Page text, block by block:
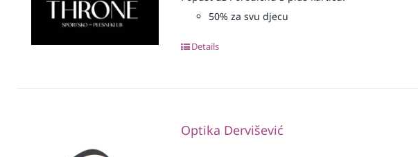
50% za svu djecu
Details
Optika Dervišević